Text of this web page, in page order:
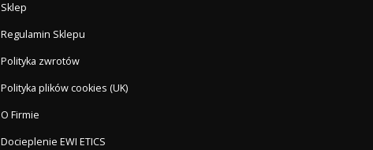
Sklep
Regulamin Sklepu
Polityka zwrotów
Polityka plików cookies (UK)
O Firmie
Docieplenie EWI ETICS